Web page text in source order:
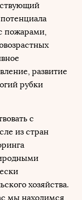
пожарами,
развитие
рубки
с
из стран
хозяйства.
мы находимся